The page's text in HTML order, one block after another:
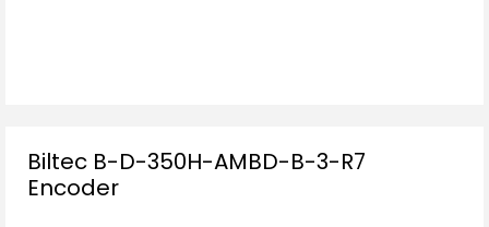
Biltec B-D-350H-AMBD-B-3-R7
Encoder